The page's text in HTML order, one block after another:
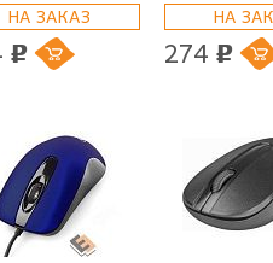
НА ЗАКАЗ
p
НА
274 p